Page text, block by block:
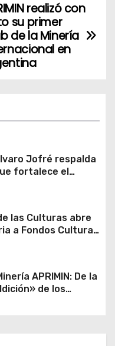
realizó con
su primer
de la Minería
en
Jofré respalda
fortalece el
durante
las Culturas abre
a Fondos Cultura
en
innovación y
APRIMIN: De la
de los
clave de los